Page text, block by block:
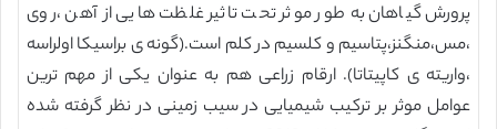
پرورش گیاهان به طور موثر تحت تاثیر غلظت هایی از آهن ،روی
،مس،منگنز،پتاسیم و کلسیم در کلم است.(گونه ی براسیکا اولراسه
،واریته ی کاپیتاتا). ارقام زراعی هم به عنوان یکی از مهم ترین
عوامل موثر بر ترکیب شیمیایی در سیب زمینی در نظر گرفته شده